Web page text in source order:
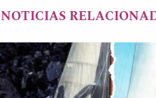
NOTICIAS